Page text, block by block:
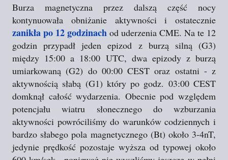
Burza magnetyczna przez dalszą część nocy
kontynuowała obniżanie aktywności i ostatecznie
zanikła po 12 godzinach od uderzenia CME. Na te 12
godzin przypadł jeden epizod z burzą silną (G3)
między 15:00 a 18:00 UTC, dwa epizody z burzą
umiarkowaną (G2) do 00:00 CEST oraz ostatni - z
aktywnością słabą (G1) który po godz. 03:00 CEST
domknął całość wydarzenia. Obecnie pod względem
potencjału wiatru słonecznego do wzburzania
aktywności powróciliśmy do warunków codziennych i
bardzo słabego pola magnetycznego (Bt) około 3-4nT,
jedynie prędkość pozostaje wyższa od typowej około